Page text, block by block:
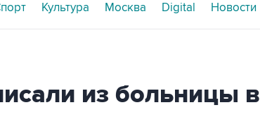
Культура Москва Digital Новости
из больницы в